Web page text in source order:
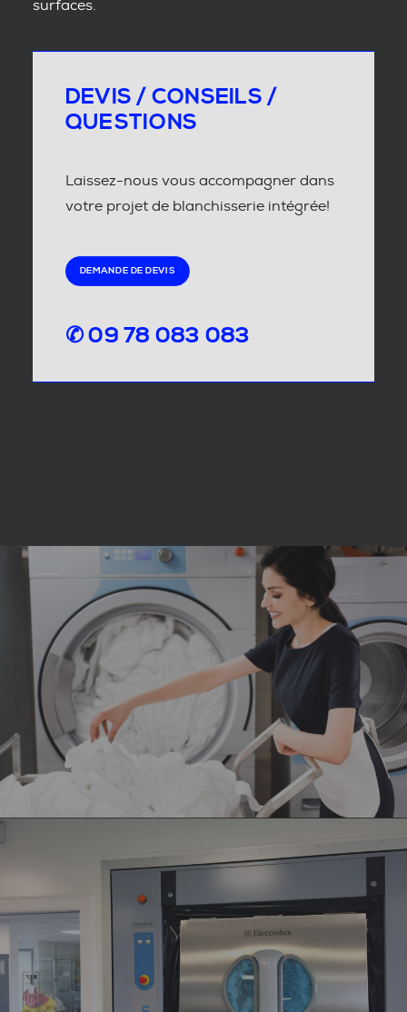
surfaces.
DEVIS / CONSEILS /
QUESTIONS
Laissez-nous vous accompagner dans
votre projet de blanchisserie intégrée!
DEMANDE DE DEVIS
✆ 09 78 083 083